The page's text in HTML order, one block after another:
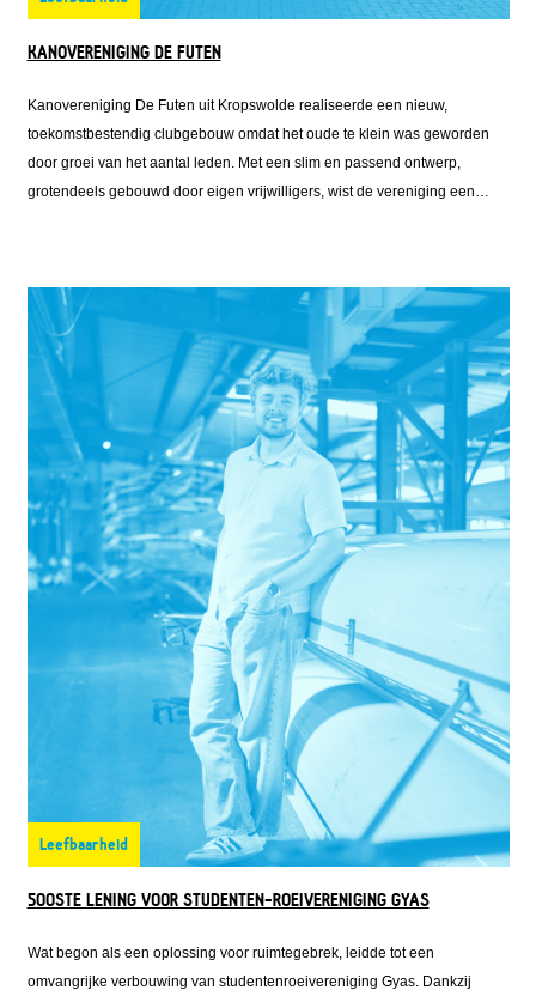
KANOVERENIGING DE FUTEN
Kanovereniging De Futen uit Kropswolde realiseerde een nieuw,
toekomstbestendig clubgebouw omdat het oude te klein was geworden
door groei van het aantal leden. Met een slim en passend ontwerp,
grotendeels gebouwd door eigen vrijwilligers, wist de vereniging een
Futen niet alleen bij aan sport, maar ook aan sociale verbinding en
leefbaarheid in de regio.
Leefbaarheid
500STE LENING VOOR STUDENTEN-ROEIVERENIGING GYAS
Wat begon als een oplossing voor ruimtegebrek, leidde tot een
omvangrijke verbouwing van studentenroeivereniging Gyas. Dankzij